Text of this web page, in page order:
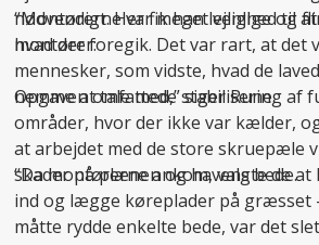
nødvendigt. Her fik han lejlighed til
montører:
“Montørerne var meget venlige og
hvad der foregik. Det var rart, at det
mennesker, som vidste, hvad de
nemme at tale med,” siger Rune.
Opgaven omfattedestabilisering af
områder, hvor der ikke var kælder,
at arbejdet med de store skruepæle
skader på plænen og havens bede.
“Da montørerne ankom, valgte de at
ind og lægge køreplader på græsset
måtte rydde enkelte bede, var det